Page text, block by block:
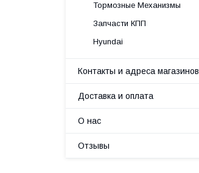
Тормозные Механизмы
Запчасти КПП
Hyundai
Контакты и адреса магазинов
Доставка и оплата
О нас
Отзывы